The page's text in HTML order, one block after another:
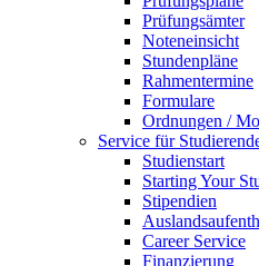
Prüfungsämter
Noteneinsicht
Stundenpläne
Rahmentermine
Formulare
Ordnungen /
Service für
Studienstart
Starting Your
Stipendien
Career Service
Finanzierung